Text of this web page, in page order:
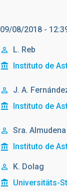
09/08/2018 -
L. Reb
Instituto de
J. A.
Instituto de
Sra. Almudena
Instituto de
K. Dolag
Universitäts-